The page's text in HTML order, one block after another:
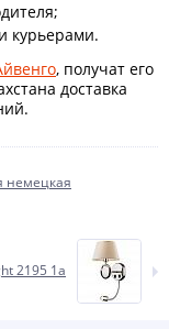
курьерами.
, получат его
доставка
немецкая
2195 1a